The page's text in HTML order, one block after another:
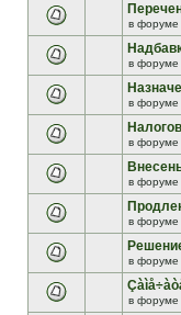
в форуме
в форуме
в форуме
в форуме
в форуме
в форуме
в форуме
в форуме